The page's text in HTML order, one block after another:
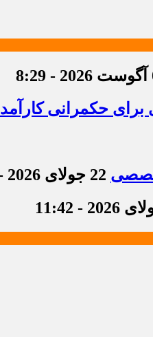
حکمرانی کارآمد
22 جولای 2026 - 8:36